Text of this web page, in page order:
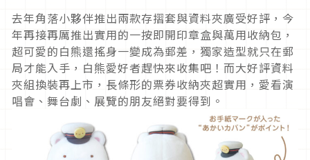
去年角落小夥伴推出兩款存摺套與資料夾廣受好評，今
年再接再厲推出實用的一按即開印章盒與萬用收納包，
超可愛的白熊還搖身一變成為郵差，獨家造型就只在郵
局才能入手，白熊愛好者趕快來收集吧！而大好評資料
夾組換裝再上市，長條形的票券收納夾超實用，愛看演
唱會、舞台劇、展覽的朋友絕對要得到。